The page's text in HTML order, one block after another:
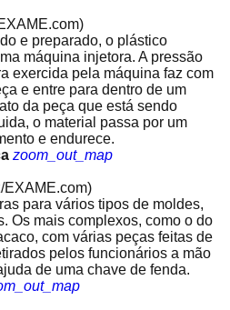
e preparado, o plástico
máquina injetora. A pressão
exercida pela máquina faz com
e entre para dentro de um
da peça que está sendo
o material passa por um
e endurece.
zoom_out_map
EXAME.com)
para vários tipos de moldes,
Os mais complexos, como o do
com várias peças feitas de
pelos funcionários a mão
de uma chave de fenda.